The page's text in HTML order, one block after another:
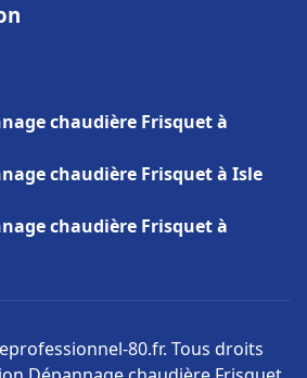
chaudière Frisquet à
chaudière Frisquet à Isle
chaudière Frisquet à
80.fr. Tous droits